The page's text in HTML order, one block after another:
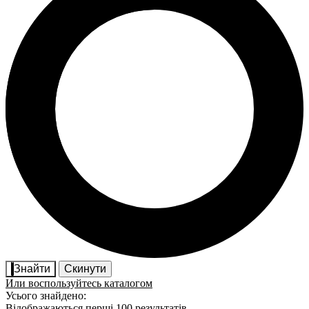
Знайти
Скинути
Или воспользуйтесь каталогом
Усього знайдено: